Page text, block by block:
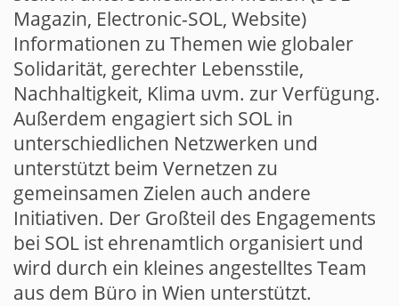
Magazin, Electronic-SOL, Website)
Informationen zu Themen wie globaler
Solidarität, gerechter Lebensstile,
Nachhaltigkeit, Klima uvm. zur Verfügung.
Außerdem engagiert sich SOL in
unterschiedlichen Netzwerken und
unterstützt beim Vernetzen zu
gemeinsamen Zielen auch andere
Initiativen. Der Großteil des Engagements
bei SOL ist ehrenamtlich organisiert und
wird durch ein kleines angestelltes Team
aus dem Büro in Wien unterstützt.